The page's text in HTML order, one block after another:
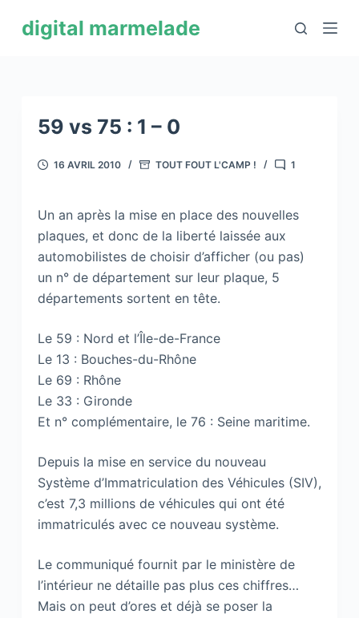
digital marmelade
59 vs 75 : 1 – 0
16 AVRIL 2010 TOUT FOUT L'CAMP ! 1
Un an après la mise en place des nouvelles
plaques, et donc de la liberté laissée aux
automobilistes de choisir d’afficher (ou pas)
un n° de département sur leur plaque, 5
départements sortent en tête.
Le 59 : Nord et l’Île-de-France
Le 13 : Bouches-du-Rhône
Le 69 : Rhône
Le 33 : Gironde
Et n° complémentaire, le 76 : Seine maritime.
Depuis la mise en service du nouveau
Système d’Immatriculation des Véhicules (SIV),
c’est 7,3 millions de véhicules qui ont été
immatriculés avec ce nouveau système.
Le communiqué fournit par le ministère de
l’intérieur ne détaille pas plus ces chiffres…
Mais on peut d’ores et déjà se poser la